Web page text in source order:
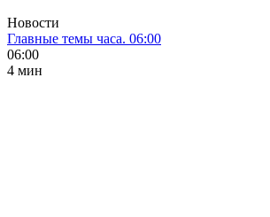
Новости
Главные темы часа. 06:00
06:00
4 мин